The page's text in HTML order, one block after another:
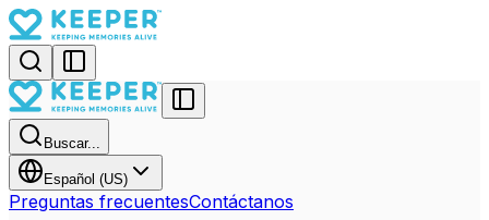
Buscar...
Español (US)
Preguntas frecuentesContáctanos